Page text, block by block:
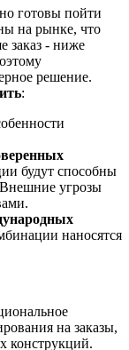
готовы пойти
на рынке, что
заказ - ниже
решение.
:
будут способны
угрозы
наносятся
на заказы,
конструкций.